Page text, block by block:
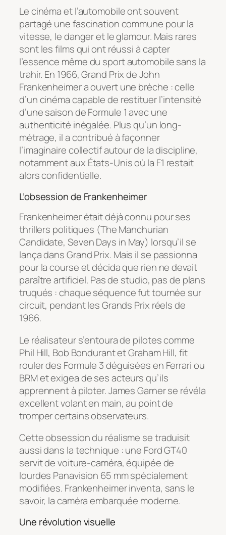
Le cinéma et l’automobile ont souvent
partagé une fascination commune pour la
vitesse, le danger et le glamour. Mais rares
sont les films qui ont réussi à capter
l’essence même du sport automobile sans la
trahir. En 1966,Grand Prixde John
Frankenheimer a ouvert une brèche : celle
d’un cinéma capable de restituer l’intensité
d’une saison de Formule 1 avec une
authenticité inégalée. Plus qu’un long-
métrage, il a contribué à façonner
l’imaginaire collectif autour de la discipline,
notamment aux États-Unis où la F1 restait
alors confidentielle.
L’obsession de Frankenheimer
Frankenheimer était déjà connu pour ses
thrillers politiques (The Manchurian
Candidate, Seven Days in May) lorsqu’il se
lança dansGrand Prix. Mais il se passionna
pour la course et décida que rien ne devait
paraître artificiel. Pas de studio, pas de plans
truqués : chaque séquence fut tournée sur
circuit, pendant les Grands Prix réels de
1966.
Le réalisateur s’entoura de pilotes comme
Phil Hill, Bob Bondurant et Graham Hill, fit
rouler des Formule 3 déguisées en Ferrari ou
BRM et exigea de ses acteurs qu’ils
apprennent à piloter. James Garner se révéla
excellent volant en main, au point de
tromper certains observateurs.
Cette obsession du réalisme se traduisit
aussi dans la technique : une Ford GT40
servit de voiture-caméra, équipée de
lourdes Panavision 65 mm spécialement
modifiées. Frankenheimer inventa, sans le
savoir, la caméra embarquée moderne.
Une révolution visuelle